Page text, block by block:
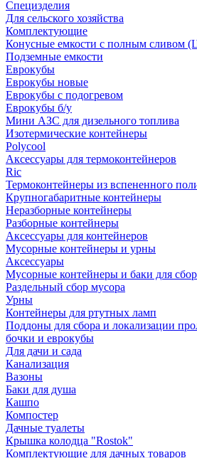
Специзделия
Для сельского хозяйства
Комплектующие
Конусные емкости с полным сливом
Подземные емкости
Еврокубы
Еврокубы новые
Еврокубы с подогревом
Еврокубы б/у
Мини АЗС для дизельного топлива
Изотермические контейнеры
Polycool
Аксессуары для термоконтейнеров
Ric
Термоконтейнеры из вспененного
Крупногабаритные контейнеры
Неразборные контейнеры
Разборные контейнеры
Аксессуары для контейнеров
Мусорные контейнеры и урны
Аксессуары
Мусорные контейнеры и баки для
Раздельный сбор мусора
Урны
Контейнеры для ртутных ламп
Поддоны для сбора и локализации
бочки и еврокубы
Для дачи и сада
Канализация
Вазоны
Баки для душа
Кашпо
Компостер
Дачные туалеты
Крышка колодца "Rostok"
Комплектующие для дачных товаров